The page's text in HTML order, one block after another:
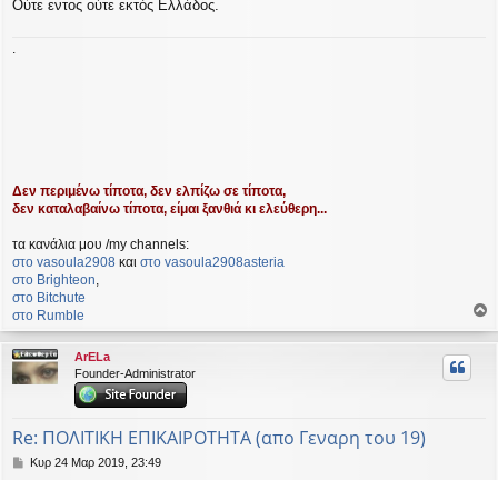
Ούτε εντος ούτε εκτός Ελλάδος.
.
Δεν περιμένω τίποτα, δεν ελπίζω σε τίποτα,
δεν καταλαβαίνω τίποτα, είμαι ξανθιά κι ελεύθερη...
τα κανάλια μου /my channels:
στο vasoula2908 και στο vasoula2908asteria
στο Βrighteon,
στο Bitchute
στο Rumble
ο
ρ
ArELa
Founder-Administrator
Re: ΠΟΛΙΤΙΚΗ ΕΠΙΚΑΙΡΟΤΗΤΑ (απο Γεναρη του 19)
ΔΚυρ 24 Μαρ 2019, 23:49